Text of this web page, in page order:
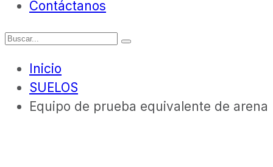
Contáctanos
Inicio
SUELOS
Equipo de prueba equivalente de arena